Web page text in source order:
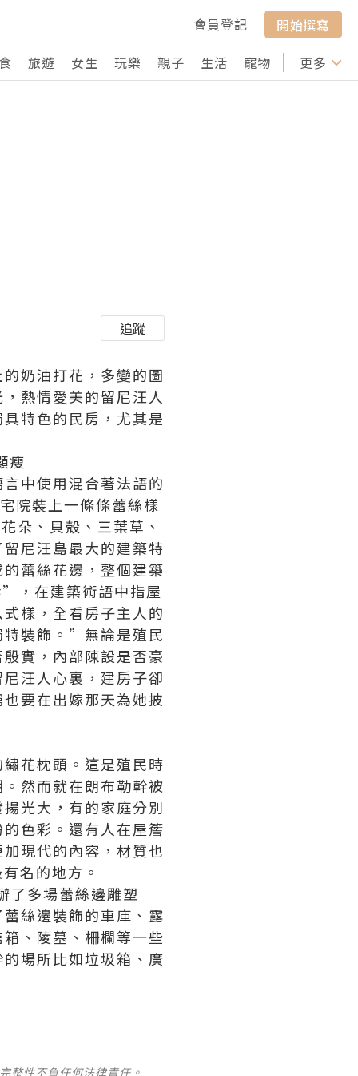
會員登記
開始撰寫
旅遊 女生 玩樂 親子 生活 寵物 行山 打卡
更多
追蹤
奶油打花，多變的圖
熱情愛美的留尼汪人
特色的民房，尤其是
瘦
中使用混合著法語的
院裝上一條條蕾絲樣
朵、貝殼、三葉草、
尼汪島最大的建築特
蕾絲花邊，整個建築
，在建築術語中指屋
樣，全看房子主人的
特裝飾。”無論是殖民
實，內部陳設是否豪
汪人心裏，建房子卻
要在出嫁那天為她披
花枕頭。這是殖民時
然而就在朗布勒幹被
光大，有的家庭分別
色彩。還有人在屋簷
現代的內容，材質也
名的地方。
了多場蕾絲邊雕塑
絲邊裝飾的車庫、露
、陵墓、柵欄等一些
場所比如垃圾箱、廣
整性不負任何法律責任。